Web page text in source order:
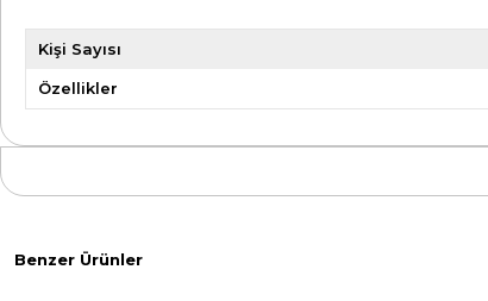
Kişi Sayısı
Özellikler
Benzer Ürünler